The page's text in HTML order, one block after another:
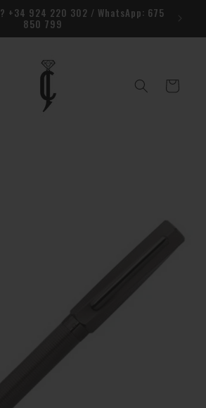
+34 924 220 302 / WhatsApp: 675
850 799
Carrito